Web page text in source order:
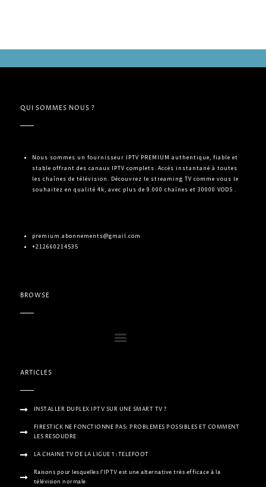
QUI SOMMES NOUS ?
Nous sommes un fournisseur IPTV PREMIUM authentique, fiable et
stable offrant des canaux IPTV complets. Accès instantané à toutes
les chaînes de télévision. Découvrez le streaming TV comme vous le
souhaitez en qualité 4k, avec plus de 9.000 chaînes et 30000 VODS .
premium.abonnements@gmail.com
+212660214535
BROWSE
ARTICLES
INSTALLER DUPLEX IPTV SUR UNE SMART TV ?
FIRESTICK NE FONCTIONNE PAS: PROBLEMES POSSIBLES ET COMMENT
LES RESOUDRE
LA CHAINE TV DE LA LIGUE 1 :TELEFOOT
Raisons pour lesquelles l’IPTV est une alternative très efficace à la
télévision normale